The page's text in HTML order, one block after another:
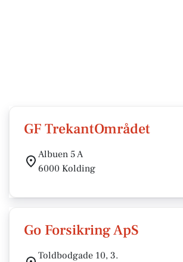
GF TrekantOmrådet
Albuen 5 A
6000 Kolding
Go Forsikring ApS
Toldbodgade 10, 3.